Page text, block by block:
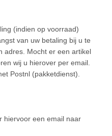
(indien op voorraad)
van uw betaling bij u te
adres. Mocht er een artikel
wij u hierover per email.
Postnl (pakketdienst).
hiervoor een email naar